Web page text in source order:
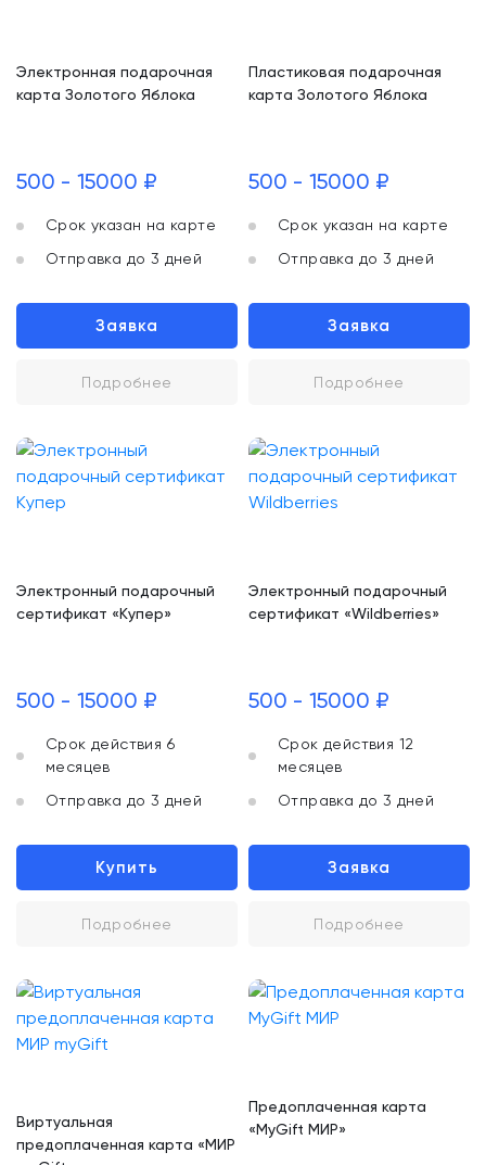
Электронная подарочная
карта Золотого Яблока
500 - 15000 ₽
Срок указан на карте
Отправка до 3 дней
Заявка
Подробнее
Пластиковая подарочная
карта Золотого Яблока
500 - 15000 ₽
Срок указан на карте
Отправка до 3 дней
Заявка
Подробнее
Электронный подарочный
сертификат «Купер»
500 - 15000 ₽
Срок действия 6
месяцев
Отправка до 3 дней
Купить
Подробнее
Электронный подарочный
сертификат «Wildberries»
500 - 15000 ₽
Срок действия 12
месяцев
Отправка до 3 дней
Заявка
Подробнее
Виртуальная
предоплаченная карта «МИР
Предоплаченная карта
«MyGift МИР»